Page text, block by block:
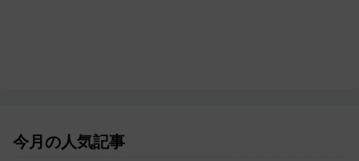
今月の人気記事